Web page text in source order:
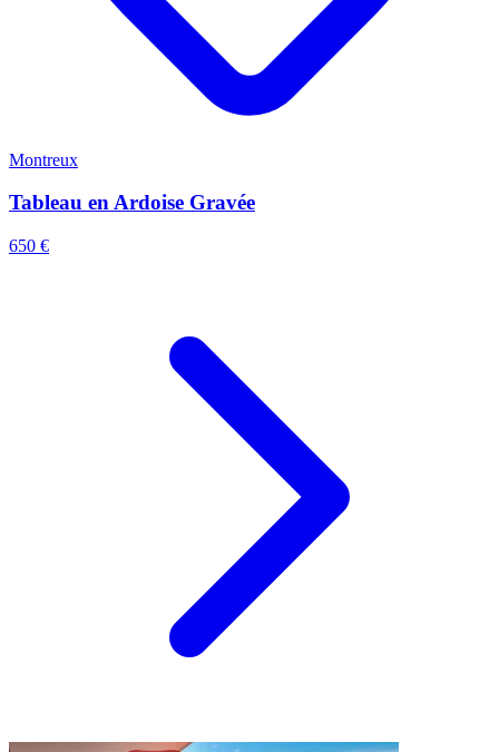
Montreux
Tableau en Ardoise Gravée
650 €